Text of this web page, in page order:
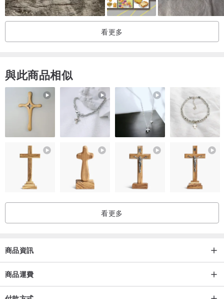
紙質：質感厚實瑞典 350g 一級卡
........................................................
☀️ 滿1000免運費
🌞 關注 甜日子設計館，或購買評價即享滿額優惠
看更多
與此商品相似
看更多
商品資訊
商品運費